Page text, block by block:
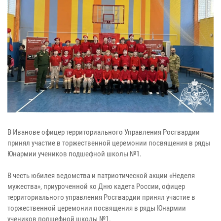
В Иванове офицер территориального Управления Росгвардии
принял участие в торжественной церемонии посвящения в ряды
Юнармии учеников подшефной школы №1.
В честь юбилея ведомства и патриотической акции «Неделя
мужества», приуроченной ко Дню кадета России, офицер
территориального управления Росгвардии принял участие в
торжественной церемонии посвящения в ряды Юнармии
учеников подшефной школы №1.